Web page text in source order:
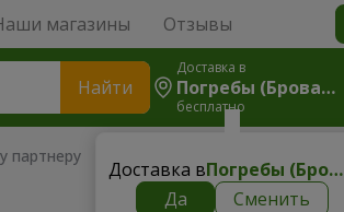
магазины Отзывы
Найти
Доставка в
Погребы (Броварский Р-Н)
бесплатно
Доставка в Погребы (Броварский р-н)
Да
Сменить